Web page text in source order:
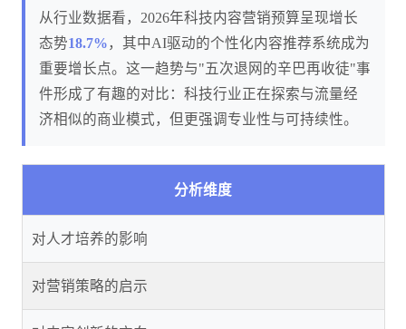
从行业数据看，2026年科技内容营销预算呈现增长
态势18.7%，其中AI驱动的个性化内容推荐系统成为
重要增长点。这一趋势与"五次退网的辛巴再收徒"事
件形成了有趣的对比：科技行业正在探索与流量经
济相似的商业模式，但更强调专业性与可持续性。
分析维度
对人才培养的影响
对营销策略的启示